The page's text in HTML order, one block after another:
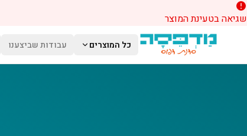
שגיאה בטעינת המוצר
דלג לתוכן הראשי
כל המוצרים עבודות שביצענו